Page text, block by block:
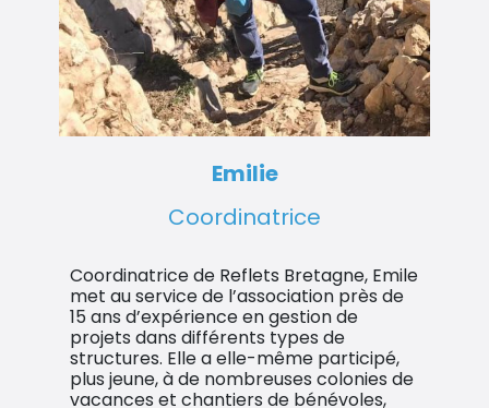
Emilie
Coordinatrice
Coordinatrice de Reflets Bretagne, Emile
met au service de l’association près de
15 ans d’expérience en gestion de
projets dans différents types de
structures. Elle a elle-même participé,
plus jeune, à de nombreuses colonies de
vacances et chantiers de bénévoles,